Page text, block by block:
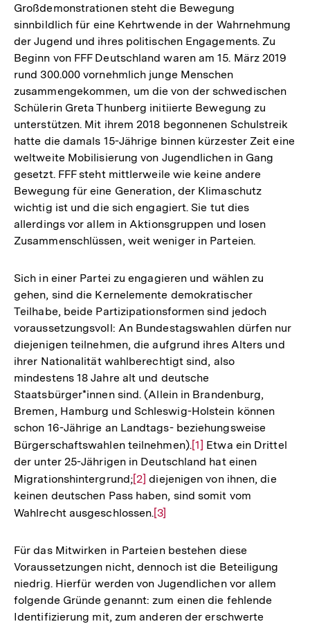
Großdemonstrationen steht die Bewegung
sinnbildlich für eine Kehrtwende in der Wahrnehmung
der Jugend und ihres politischen Engagements. Zu
Beginn von FFF Deutschland waren am 15. März 2019
rund 300.000 vornehmlich junge Menschen
zusammengekommen, um die von der schwedischen
Schülerin Greta Thunberg initiierte Bewegung zu
unterstützen. Mit ihrem 2018 begonnenen Schulstreik
hatte die damals 15-Jährige binnen kürzester Zeit eine
weltweite Mobilisierung von Jugendlichen in Gang
gesetzt. FFF steht mittlerweile wie keine andere
Bewegung für eine Generation, der Klimaschutz
wichtig ist und die sich engagiert. Sie tut dies
allerdings vor allem in Aktionsgruppen und losen
Zusammenschlüssen, weit weniger in Parteien.
Sich in einer Partei zu engagieren und wählen zu
gehen, sind die Kernelemente demokratischer
Teilhabe, beide Partizipationsformen sind jedoch
voraussetzungsvoll: An Bundestagswahlen dürfen nur
diejenigen teilnehmen, die aufgrund ihres Alters und
ihrer Nationalität wahlberechtigt sind, also
mindestens 18 Jahre alt und deutsche
Staatsbürger*innen sind. (Allein in Brandenburg,
Bremen, Hamburg und Schleswig-Holstein können
schon 16-Jährige an Landtags- beziehungsweise
Bürgerschaftswahlen teilnehmen).Zur
Auflösung
der
Fußnote
[1] Etwa ein Drittel
der unter 25-Jährigen in Deutschland hat einen
Migrationshintergrund;Zur
Auflösung
der
[2] diejenigen von ihnen, die
keinen deutschen Pass haben, sind somit vom
Wahlrecht ausgeschlossen.Zur
der
Fußnote
[3]
Für das Mitwirken in Parteien bestehen diese
Voraussetzungen nicht, dennoch ist die Beteiligung
niedrig. Hierfür werden von Jugendlichen vor allem
folgende Gründe genannt: zum einen die fehlende
Identifizierung mit, zum anderen der erschwerte